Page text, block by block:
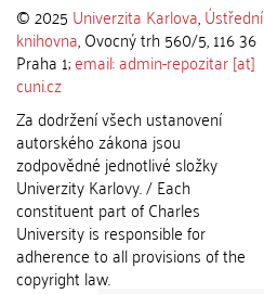
© 2025 Univerzita Karlova,Ústřední
knihovna, Ovocný trh 560/5, 116 36
Praha 1;email: admin-repozitar [at]
cuni.cz
Za dodržení všech ustanovení
autorského zákona jsou
zodpovědné jednotlivé složky
Univerzity Karlovy. / Each
constituent part of Charles
University is responsible for
adherence to all provisions of the
copyright law.